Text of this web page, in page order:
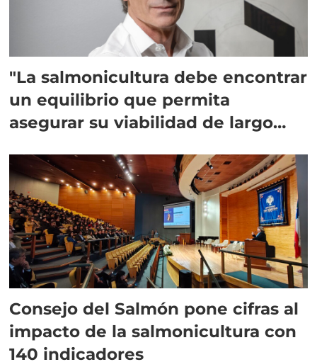
"La salmonicultura debe encontrar
un equilibrio que permita
asegurar su viabilidad de largo
Consejo del Salmón pone cifras al
impacto de la salmonicultura con
140 indicadores